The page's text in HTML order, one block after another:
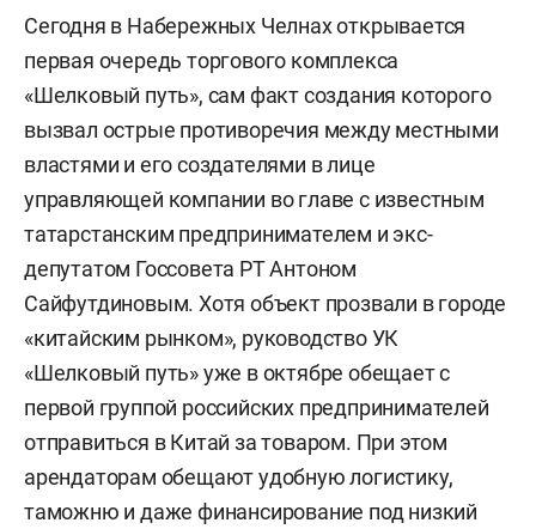
Сегодня в Набережных Челнах открывается
первая очередь торгового комплекса
«Шелковый путь», сам факт создания которого
вызвал острые противоречия между местными
властями и его создателями в лице
управляющей компании во главе с известным
татарстанским предпринимателем и экс-
депутатом Госсовета РТ Антоном
Сайфутдиновым. Хотя объект прозвали в городе
«китайским рынком», руководство УК
«Шелковый путь» уже в октябре обещает с
первой группой российских предпринимателей
отправиться в Китай за товаром. При этом
арендаторам обещают удобную логистику,
таможню и даже финансирование под низкий